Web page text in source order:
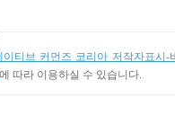
이티브 커먼즈 코리아 저작자표시-
에 따라 이용하실 수 있습니다.